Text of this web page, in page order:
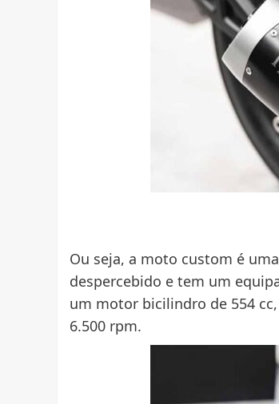
Ou seja, a moto custom é
despercebido e tem um
um motor bicilindro de 554
6.500 rpm.